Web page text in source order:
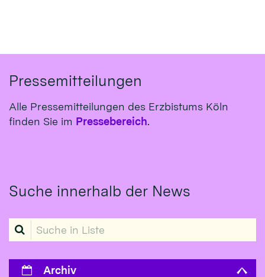
Pressemitteilungen
Alle Pressemitteilungen des Erzbistums Köln
finden Sie im Pressebereich.
Suche innerhalb der News
Suche in Liste
Archiv